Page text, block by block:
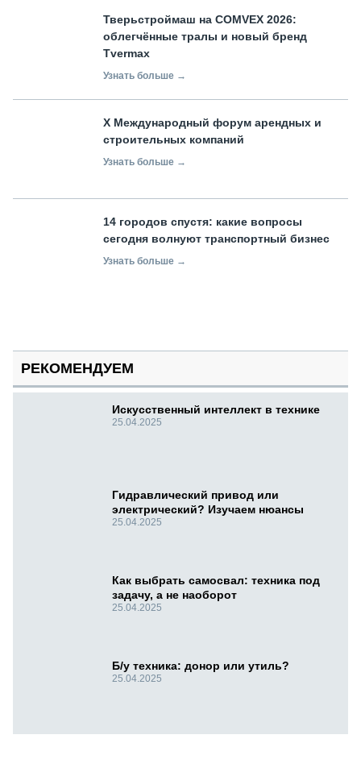
Тверьстроймаш на COMVEX 2026:
облегчённые тралы и новый бренд
Tvermax
Узнать больше →
X Международный форум арендных и
строительных компаний
Узнать больше →
14 городов спустя: какие вопросы
сегодня волнуют транспортный бизнес
Узнать больше →
РЕКОМЕНДУЕМ
Искусственный интеллект в технике
25.04.2025
Гидравлический привод или
электрический? Изучаем нюансы
25.04.2025
Как выбрать самосвал: техника под
задачу, а не наоборот
25.04.2025
Б/у техника: донор или утиль?
25.04.2025